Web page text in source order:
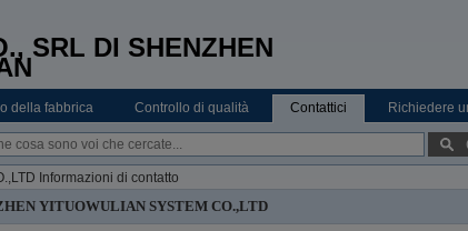
SRL DI SHENZHEN
della fabbrica Controllo di qualità Contattici Richiedere
Informazioni di contatto
YITUOWULIAN SYSTEM CO.,LTD